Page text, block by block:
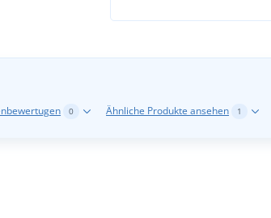
0 Ähnliche Produkte ansehen 1